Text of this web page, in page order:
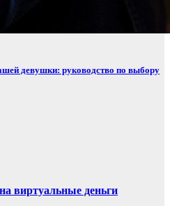
девушки: руководство по выбору
виртуальные деньги